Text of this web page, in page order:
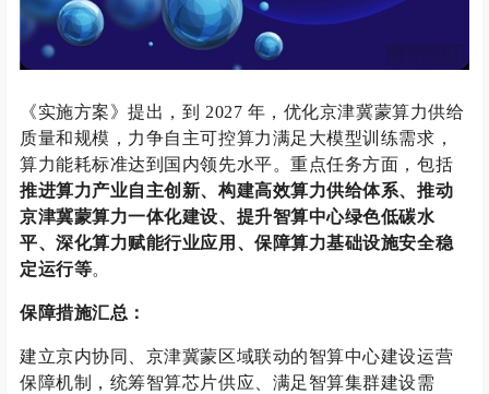
《实施方案》提出，到 2027 年，优化京津冀蒙算力供给
质量和规模，力争自主可控算力满足大模型训练需求，
算力能耗标准达到国内领先水平。重点任务方面，包括
推进算力产业自主创新、构建高效算力供给体系、推动
京津冀蒙算力一体化建设、提升智算中心绿色低碳水
平、深化算力赋能行业应用、保障算力基础设施安全稳
定运行等。
保障措施汇总：
建立京内协同、京津冀蒙区域联动的智算中心建设运营
保障机制，统筹智算芯片供应、满足智算集群建设需